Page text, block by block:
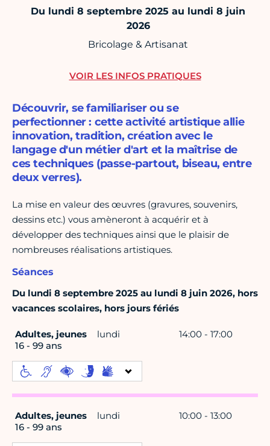
Du lundi 8 septembre 2025 au lundi 8 juin
2026
Bricolage & Artisanat
Découvrir, se familiariser ou se
perfectionner : cette activité artistique allie
innovation, tradition, création avec le
langage d'un métier d'art et la maîtrise de
ces techniques (passe-partout, biseau, entre
deux verres).
La mise en valeur des œuvres (gravures, souvenirs,
dessins etc.) vous amèneront à acquérir et à
développer des techniques ainsi que le plaisir de
nombreuses réalisations artistiques.
Séances
Du lundi 8 septembre 2025 au lundi 8 juin 2026, hors
vacances scolaires, hors jours fériés
Adultes, jeunes
16 - 99 ans
lundi 14:00 - 17:00
Adultes, jeunes
16 - 99 ans
lundi 10:00 - 13:00
VOIR LES INFOS PRATIQUES